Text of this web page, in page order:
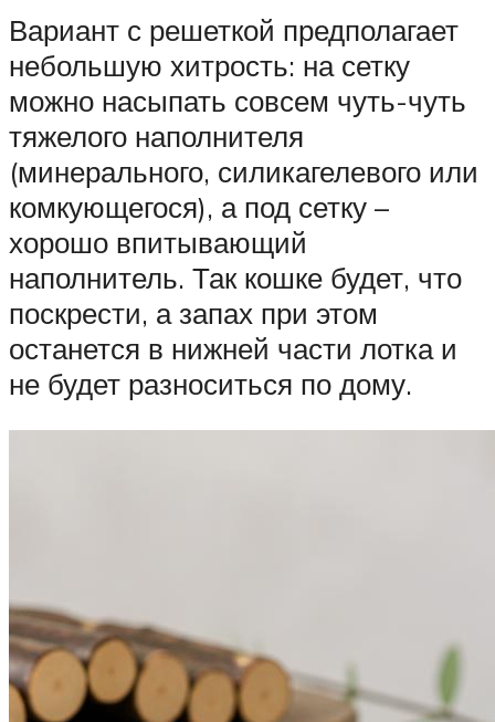
Вариант с решеткой предполагает
небольшую хитрость: на сетку
можно насыпать совсем чуть-чуть
тяжелого наполнителя
(минерального, силикагелевого или
комкующегося), а под сетку –
хорошо впитывающий
наполнитель. Так кошке будет, что
поскрести, а запах при этом
останется в нижней части лотка и
не будет разноситься по дому.